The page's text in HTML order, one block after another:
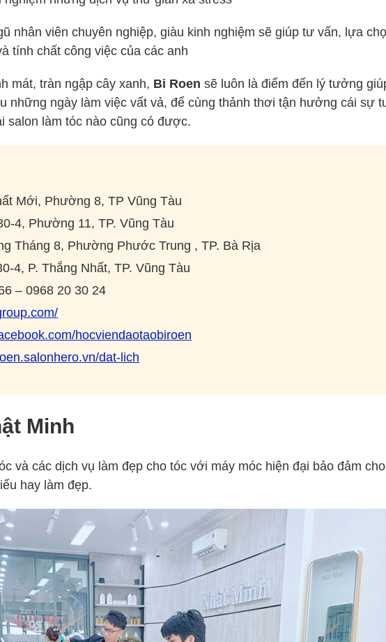
nhân viên chuyên nghiệp, giàu kinh nghiệm sẽ giúp tư vấn, lựa
tính chất công việc của các anh
mát, tràn ngập cây xanh, Bi Roen sẽ luôn là điểm đến lý tưởng
những ngày làm việc vất vả, để cùng thảnh thơi tận hưởng cái sự
salon làm tóc nào cũng có được.
Mới, Phường 8, TP Vũng Tàu
4, Phường 11, TP. Vũng Tàu
Tháng 8, Phường Phước Trung , TP. Bà Rịa
4, P. Thắng Nhất, TP. Vũng Tàu
– 0968 20 30 24
hocviendaotaobiroen
dat-lich
Minh
và các dịch vụ làm đẹp cho tóc với máy móc hiện đại bảo đảm
hay làm đẹp.